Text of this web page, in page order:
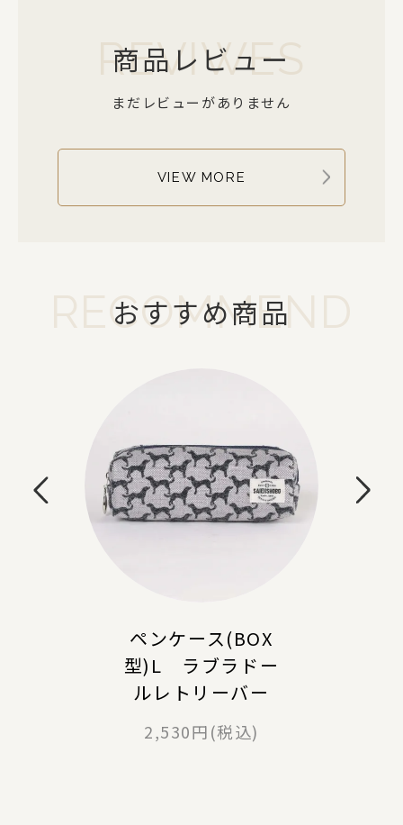
REVIWES
商品レビュー
まだレビューがありません
VIEW MORE
RECOMMEND
おすすめ商品
ペンケース(BOX
型)L ラブラドー
ルレトリーバー
2,530円(税込)